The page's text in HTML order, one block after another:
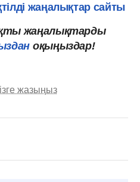
жаңалықтар сайты
жаңалықтарды
оқыңыздар!
жазыңыз